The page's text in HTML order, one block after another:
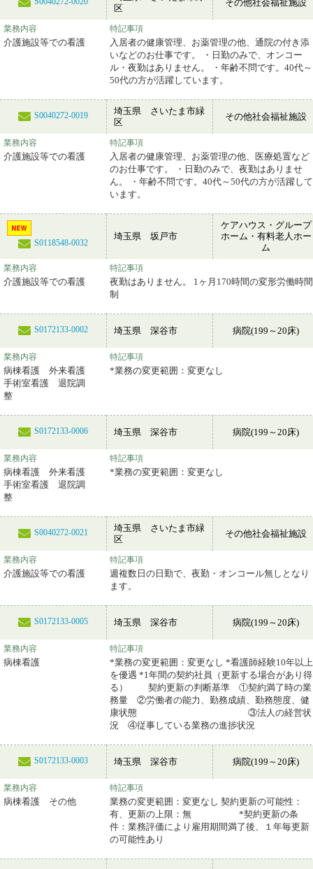
区
その他社会福祉施設
業務内容
介護施設等での看護
特記事項
入居者の健康管理、お薬管理の他、通院の付き添
いなどのお仕事です。 ・日勤のみで、オンコー
ル・夜勤はありません。 ・年齢不問です。40代～
50代の方が活躍しています。
S0040272-0019
埼玉県 さいたま市緑
区
その他社会福祉施設
業務内容
介護施設等での看護
特記事項
入居者の健康管理、お薬管理の他、医療処置など
のお仕事です。 ・日勤のみで、夜勤はありませ
ん。 ・年齢不問です。40代～50代の方が活躍して
います。
S0118548-0032
埼玉県 坂戸市
ケアハウス・グループ
ホーム・有料老人ホー
ム
業務内容
介護施設等での看護
特記事項
夜勤はありません。 1ヶ月170時間の変形労働時間
制
S0172133-0002 埼玉県 深谷市 病院(199～20床)
業務内容
病棟看護 外来看護
手術室看護 退院調
整
特記事項
*業務の変更範囲：変更なし
S0172133-0006 埼玉県 深谷市 病院(199～20床)
業務内容
病棟看護 外来看護
手術室看護 退院調
整
特記事項
*業務の変更範囲：変更なし
S0040272-0021
埼玉県 さいたま市緑
区
その他社会福祉施設
業務内容
介護施設等での看護
特記事項
週複数日の日勤で、夜勤・オンコール無しとなり
ます。
S0172133-0005 埼玉県 深谷市 病院(199～20床)
業務内容
病棟看護
特記事項
*業務の変更範囲：変更なし *看護師経験10年以上
を優遇 *1年間の契約社員（更新する場合があり得
る） 契約更新の判断基準 ①契約満了時の業
務量 ②労働者の能力、勤務成績、勤務態度、健
康状態 ③法人の経営状
況 ④従事している業務の進捗状況
S0172133-0003 埼玉県 深谷市 病院(199～20床)
業務内容
病棟看護 その他
特記事項
業務の変更範囲：変更なし 契約更新の可能性：
有、更新の上限：無 *契約更新の条
件：業務評価により雇用期間満了後、１年毎更新
の可能性あり